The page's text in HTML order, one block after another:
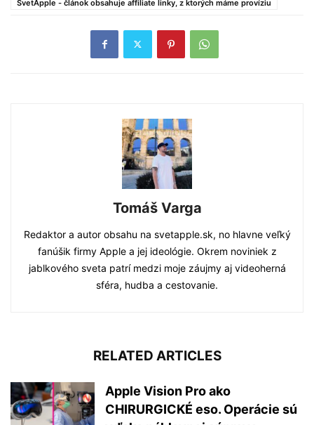
SvetApple - článok obsahuje affiliate linky, z ktorých máme províziu
Tomáš Varga
Redaktor a autor obsahu na svetapple.sk, no hlavne veľký
fanúšik firmy Apple a jej ideológie. Okrem noviniek z
jablkového sveta patrí medzi moje záujmy aj videoherná
sféra, hudba a cestovanie.
RELATED ARTICLES
Apple Vision Pro ako
CHIRURGICKÉ eso. Operácie sú